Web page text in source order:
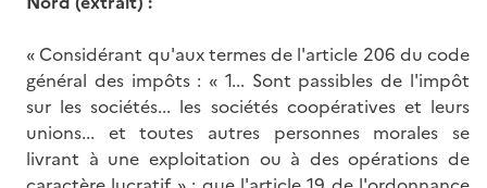
« Considérant qu'aux termes de l'article 206 du code
général des impôts : « 1... Sont passibles de l'impôt
sur les sociétés... les sociétés coopératives et leurs
unions... et toutes autres personnes morales se
livrant à une exploitation ou à des opérations de